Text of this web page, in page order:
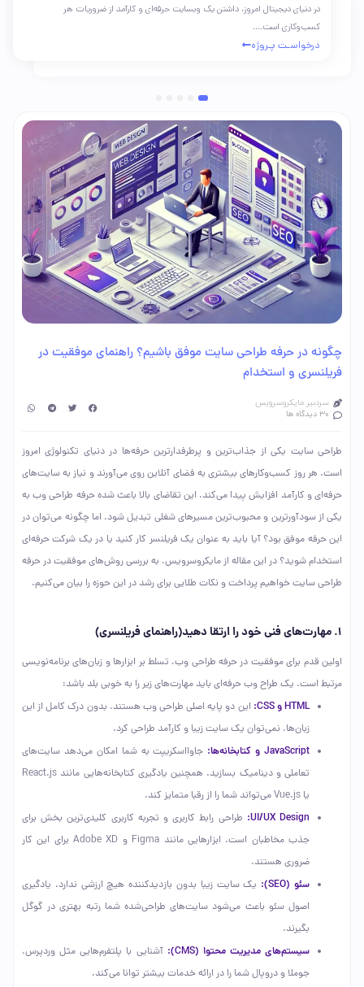
چگونه در حرفه طراحی سایت موفق باشیم؟ راهنمای موفقیت در
فریلنسری و استخدام
سردبیر مایکروسرویس
30 دیدگاه ها
طراحی سایت یکی از جذاب‌ترین و پرطرفدارترین حرفه‌ها در دنیای تکنولوژی امروز
است. هر روز کسب‌وکارهای بیشتری به فضای آنلاین روی می‌آورند و نیاز به سایت‌های
حرفه‌ای و کارآمد افزایش پیدا می‌کند. این تقاضای بالا باعث شده حرفه طراحی وب به
یکی از سودآورترین و محبوب‌ترین مسیرهای شغلی تبدیل شود. اما چگونه می‌توان در
این حرفه موفق بود؟ آیا باید به عنوان یک فریلنسر کار کنید یا در یک شرکت حرفه‌ای
استخدام شوید؟ در این مقاله از مایکروسرویس، به بررسی روش‌های موفقیت در حرفه
طراحی سایت خواهیم پرداخت و نکات طلایی برای رشد در این حوزه را بیان می‌کنیم.
۱. مهارت‌های فنی خود را ارتقا دهید(راهنمای فریلنسری)
اولین قدم برای موفقیت در حرفه طراحی وب، تسلط بر ابزارها و زبان‌های برنامه‌نویسی
مرتبط است. یک طراح وب حرفه‌ای باید مهارت‌های زیر را به خوبی بلد باشد:
HTML و CSS:
این دو پایه اصلی طراحی وب هستند. بدون درک کامل از این
زبان‌ها، نمی‌توان یک سایت زیبا و کارآمد طراحی کرد.
JavaScript و کتابخانه‌ها:
جاوااسکریپت به شما امکان می‌دهد سایت‌های
تعاملی و دینامیک بسازید. همچنین یادگیری کتابخانه‌هایی مانند React.js
یا Vue.js می‌تواند شما را از رقبا متمایز کند.
UI/UX Design: طراحی رابط کاربری و تجربه کاربری کلیدی‌ترین بخش برای
جذب مخاطبان است. ابزارهایی مانند Figma و Adobe XD برای این کار
ضروری هستند.
سئو (SEO):
یک سایت زیبا بدون بازدیدکننده هیچ ارزشی ندارد. یادگیری
اصول سئو باعث می‌شود سایت‌های طراحی‌شده شما رتبه بهتری در گوگل
بگیرند.
سیستم‌های مدیریت محتوا (CMS):
آشنایی با پلتفرم‌هایی مثل وردپرس،
جوملا و دروپال شما را در ارائه خدمات بیشتر توانا می‌کند.
در دنیای دیجیتال امروز، داشتن یک وبسایت حرفه‌ای و کارآمد از ضروریات هر
کسب‌وکاری است....
درخواسـت پـروژه